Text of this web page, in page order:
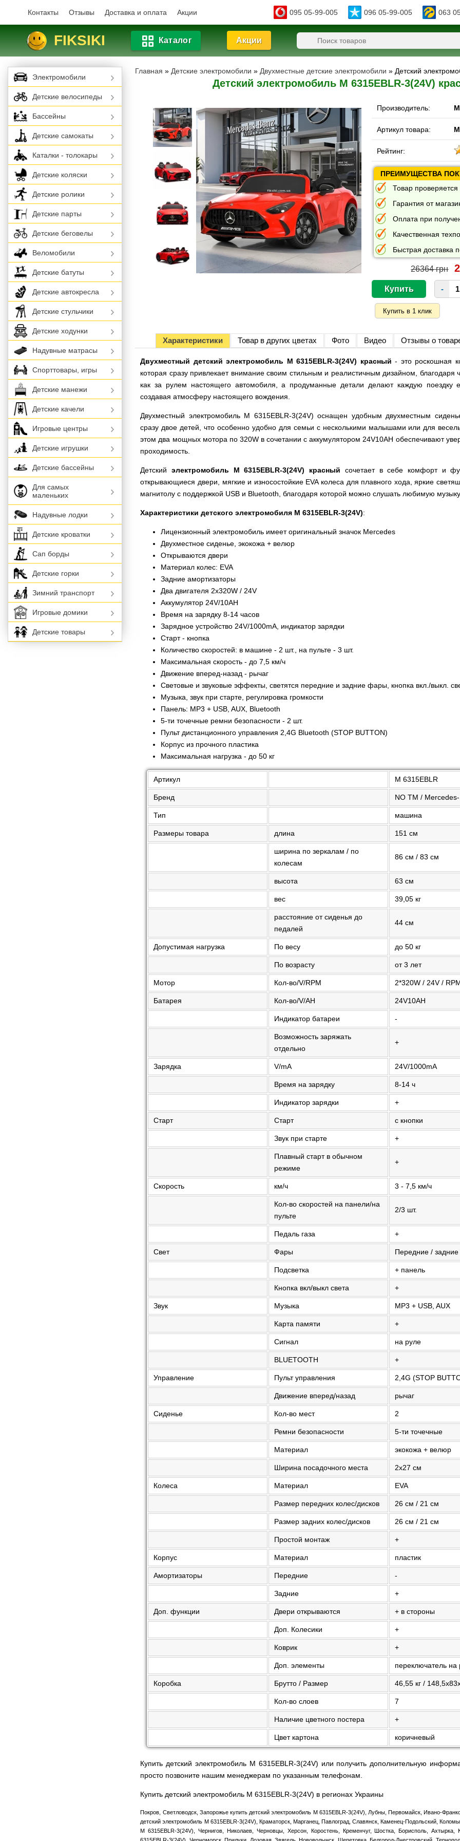
Контакты Отзывы Доставка и оплата Акции 095 05-99-005 096 05-99-005 063
FIKSIKI Каталог Акции
Главная » Детские электромобили » Двухместные детские электромобили » Детский
Детский электромобиль M 6315EBLR-3(24V)
Производитель:
Артикул товара:
Рейтинг:
ПРЕИМУЩЕСТВА
Товар
Гарантия от
Оплата при
Качественная
Быстрая доставка
26364 грн
-
Характеристики Товар в других цветах Фото Видео Отзывы о
Двухместный детский электромобиль M 6315EBLR-3(24V) красный - это роскошная
которая сразу привлекает внимание своим стильным и реалистичным дизайном, благодаря
как за рулем настоящего автомобиля, а продуманные детали делают каждую поездку
создавая атмосферу настоящего вождения.
Двухместный электромобиль M 6315EBLR-3(24V) оснащен удобным двухместным
сразу двое детей, что особенно удобно для семьи с несколькими малышами или для
этом два мощных мотора по 320W в сочетании с аккумулятором 24V10AH обеспечивают
проходимость.
Детскийэлектромобиль M 6315EBLR-3(24V) красный сочетает в себе комфорт и
открывающиеся двери, мягкие и износостойкие EVA колеса для плавного хода, яркие
магнитолу с поддержкой USB и Bluetooth, благодаря которой можно слушать любимую
Характеристики детского электромобиля M 6315EBLR-3(24V):
Лицензионный электромобиль имеет оригинальный значок Mercedes
Двухместное сиденье, экокожа + велюр
Открываются двери
Материал колес: EVA
Задние амортизаторы
Два двигателя 2х320W / 24V
Аккумулятор 24V/10AH
Время на зарядку 8-14 часов
Зарядное устройство 24V/1000mA, индикатор зарядки
Старт - кнопка
Количество скоростей: в машине - 2 шт., на пульте - 3 шт.
Максимальная скорость - до 7,5 км/ч
Движение вперед-назад - рычаг
Световые и звуковые эффекты, светятся передние и задние фары, кнопка вкл./выкл.
Музыка, звук при старте, регулировка громкости
Панель: MP3 + USB, AUX, Bluetooth
5-ти точечные ремни безопасности - 2 шт.
Пульт дистанционного управления 2,4G Bluetooth (STOP BUTTON)
Корпус из прочного пластика
Максимальная нагрузка - до 50 кг
Артикул M 6315EBLR
Бренд NO TM /
Тип машина
Размеры товара длина 151 см
ширина по зеркалам / по
колесам
86 см / 83 см
высота 63 см
вес 39,05 кг
расстояние от сиденья до
педалей
44 см
Допустимая нагрузка По весу до 50 кг
По возрасту от 3 лет
Мотор Кол-во/V/RPM 2*320W / 24V /
Батарея Кол-во/V/AH 24V10AH
Индикатор батареи -
Возможность заряжать
отдельно
+
Зарядка V/mA 24V/1000mA
Время на зарядку 8-14 ч
Индикатор зарядки +
Старт Старт с кнопки
Звук при старте +
Плавный старт в обычном
режиме
+
Скорость км/ч 3 - 7,5 км/ч
Кол-во скоростей на панели/на
пульте
2/3 шт.
Педаль газа +
Свет Фары Передние / задние
Подсветка + панель
Кнопка вкл/выкл света +
Звук Музыка MP3 + USB, AUX
Карта памяти +
Сигнал на руле
BLUETOOTH +
Управление Пульт управления 2,4G (STOP
Движение вперед/назад рычаг
Сиденье Кол-во мест 2
Ремни безопасности 5-ти точечные
Материал экокожа + велюр
Ширина посадочного места 2х27 см
Колеса Материал EVA
Размер передних колес/дисков 26 см / 21 см
Размер задних колес/дисков 26 см / 21 см
Простой монтаж +
Корпус Материал пластик
Амортизаторы Передние -
Задние +
Доп. функции Двери открываются + в стороны
Доп. Колесики +
Коврик +
Доп. элементы переключатель
Коробка Брутто / Размер 46,55 кг /
Кол-во слоев 7
Наличие цветного постера +
Цвет картона коричневый
Купить детский электромобиль M 6315EBLR-3(24V) или получить дополнительную
просто позвоните нашим менеджерам по указанным телефонам.
Купить детский электромобиль M 6315EBLR-3(24V) в регионах Украины
Покров, Светловодск, Запорожье купить детский электромобиль M 6315EBLR-3(24V), Лубны, Первомайск, Ивано-
детский электромобиль M 6315EBLR-3(24V), Краматорск, Марганец, Павлоград, Славянск, Каменец-Подольский,
M 6315EBLR-3(24V), Чернигов, Николаев, Черновцы, Херсон, Коростень, Кременчуг, Шостка, Борисполь,
6315EBLR-3(24V), Черноморск, Прилуки, Лозовая, Звягель, Нововолынск, Шепетовка, Белгород-Днестровский,
Электромобили
Детские велосипеды
Бассейны
Детские самокаты
Каталки - толокары
Детские коляски
Детские ролики
Детские парты
Детские беговелы
Веломобили
Детские батуты
Детские автокресла
Детские стульчики
Детские ходунки
Надувные матрасы
Спорттовары, игры
Детские манежи
Детские качели
Игровые центры
Детские игрушки
Детские бассейны
Для самых
маленьких
Надувные лодки
Детские кроватки
Сап борды
Детские горки
Зимний транспорт
Игровые домики
Детские товары